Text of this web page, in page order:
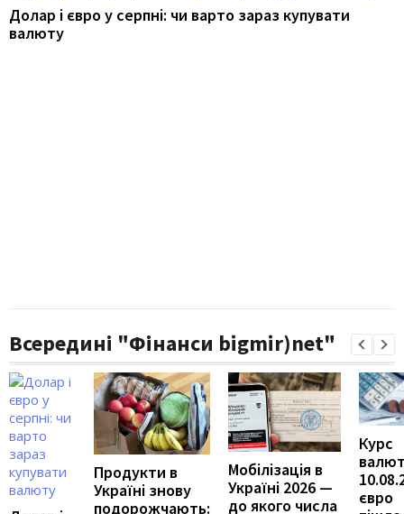
Долар і євро у серпні: чи варто зараз купувати
валюту
Всередині "Фінанси bigmir)net"
Продукти в
Україні знову
подорожчають:
Мобілізація в
Україні 2026 —
до якого числа
Курс
євро